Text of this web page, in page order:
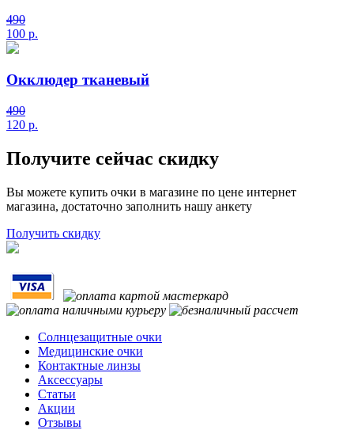
490
100 р.
Окклюдер тканевый
490
120 р.
Получите сейчас скидку
Вы можете купить очки в магазине по цене интернет
магазина, достаточно заполнить нашу анкету
Получить скидку
Солнцезащитные очки
Медицинские очки
Контактные линзы
Аксессуары
Статьи
Акции
Отзывы